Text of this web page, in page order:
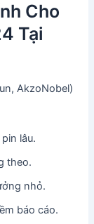
Cho
Tại
AkzoNobel)
lâu.
theo.
nhỏ.
báo cáo.